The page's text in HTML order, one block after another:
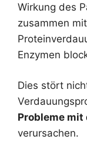
Wirkung des
zusammen
Enzymen
Dies stört
Probleme
verursachen.